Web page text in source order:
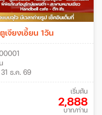
เจียงเอี้ยน 1วัน
ธ.ค. 69
เริ่มต้น
2,888
บาท/ท่าน